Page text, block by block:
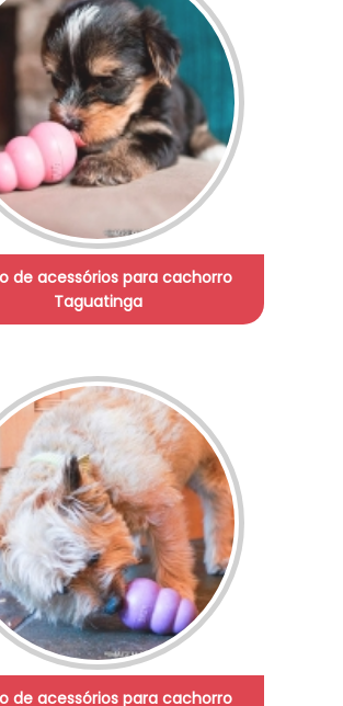
de acessórios para cachorro
Taguatinga
de acessórios para cachorro